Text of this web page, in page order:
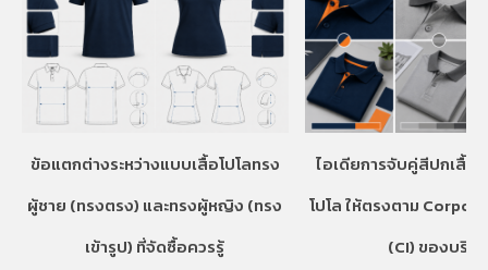
ข้อแตกต่างระหว่างแบบเสื้อโปโลทรง
ผู้ชาย (ทรงตรง) และทรงผู้หญิง (ทรง
เข้ารูป) ที่จัดซื้อควรรู้
ไอเดียการจับคู่สีปกเสื้อ
โปโล ให้ตรงตาม
(CI) ของบริษัท